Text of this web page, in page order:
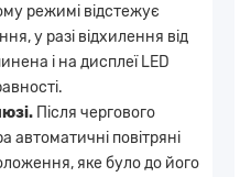
режимі відстежує
у разі відхилення від
і на дисплеї LED
Після чергового
автоматичні повітряні
яке було до його